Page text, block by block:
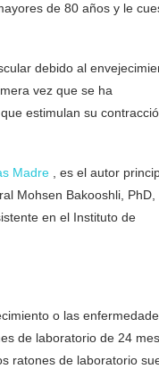
de 80 años y le
debido al
vez que se ha
estimulan su
Madre , es el autor
Mohsen Bakooshli, PhD,
en el Instituto de
o las
de laboratorio de 24
ratones de laboratorio